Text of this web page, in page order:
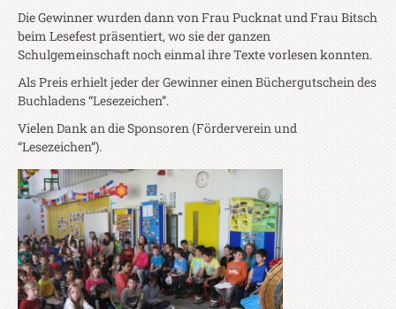
Die Gewinner wurden dann von Frau Pucknat und Frau Bitsch
beim Lesefest präsentiert, wo sie der ganzen
Schulgemeinschaft noch einmal ihre Texte vorlesen konnten.
Als Preis erhielt jeder der Gewinner einen Büchergutschein des
Buchladens “Lesezeichen”.
Vielen Dank an die Sponsoren (Förderverein und
“Lesezeichen”).